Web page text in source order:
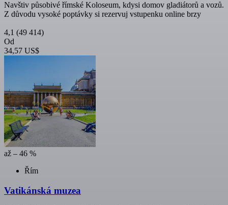
Navštiv působivé římské Koloseum, kdysi domov gladiátorů a vozů.
Z důvodu vysoké poptávky si rezervuj vstupenku online brzy
4,1 (49 414)
Od
34,57 US$
až – 46 %
Řím
Vatikánská muzea